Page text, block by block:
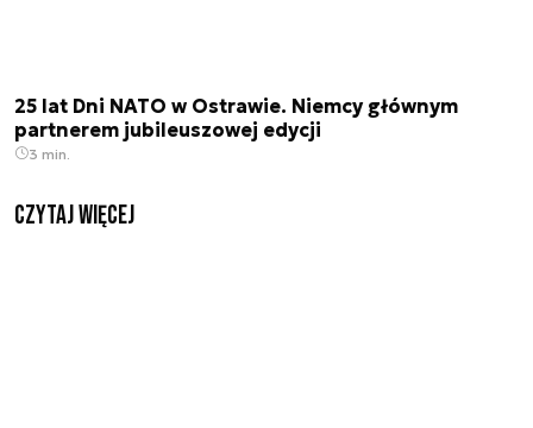
25 lat Dni NATO w Ostrawie. Niemcy głównym
partnerem jubileuszowej edycji
3 min.
czytaj więcej